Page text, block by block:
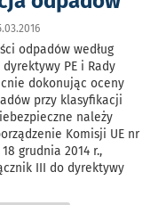
odpadów według
PE i Rady
dokonując oceny
przy klasyfikacji
należy
Komisji UE nr
grudnia 2014 r.,
III do dyrektywy